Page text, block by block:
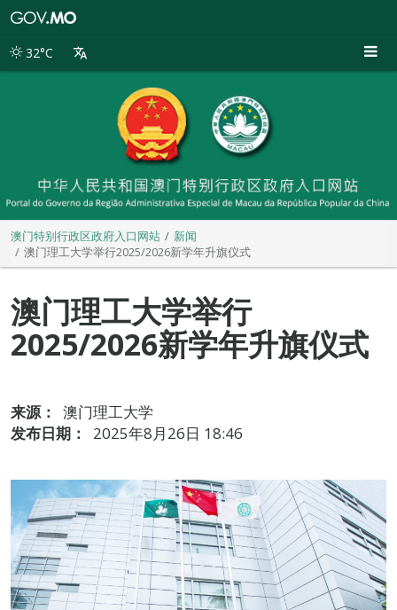
别
32°C
澳门特别行政区政府入口网站
新闻
澳门理工大学举行2025/2026新学年升旗仪式
澳门理工大学举行
2025/2026新学年升旗仪式
来源：
澳门理工大学
发布日期：
2025年8月26日 18:46